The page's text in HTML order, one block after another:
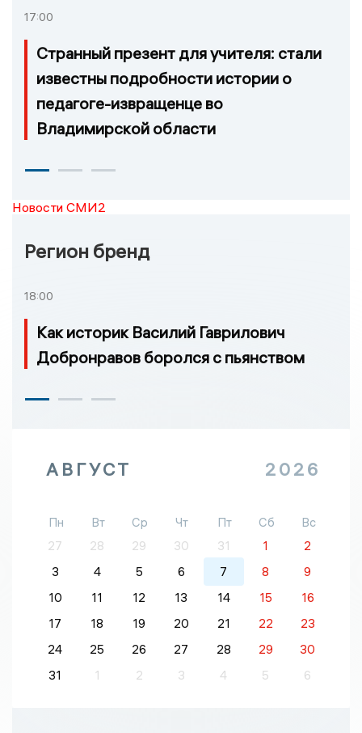
17:00
Странный презент для учителя: стали
известны подробности истории о
педагоге-извращенце во
Владимирской области
Новости СМИ2
Регион бренд
18:00
Как историк Василий Гаврилович
Добронравов боролся с пьянством
АВГУСТ 2026
Пн Вт Ср Чт Пт Сб
Вс
27
28 29 30 31 1
2
3
4 5 6 7 8
9
10
11 12 13 14 15
16
17
18 19 20 21 22
23
24
25 26 27 28 29
30
31
1 2 3 4 5 6